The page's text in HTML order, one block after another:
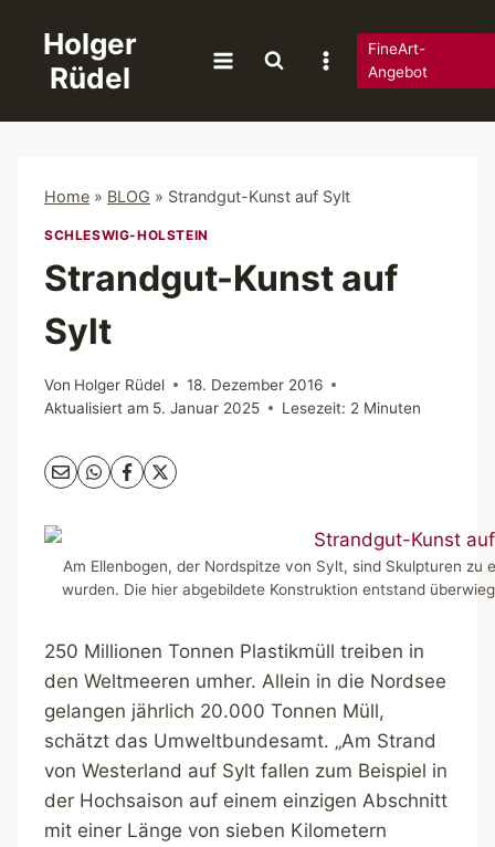
springen
Holger
Rüdel
FineArt-
Angebot
Home » BLOG » Strandgut-Kunst auf Sylt
SCHLESWIG-HOLSTEIN
Strandgut-Kunst auf
Sylt
Von Holger Rüdel
18. Dezember 2016
Aktualisiert am 5. Januar 2025 Lesezeit: 2 Minuten
Am Ellenbogen, der Nordspitze von Sylt, sind Skulpturen
wurden. Die hier abgebildete Konstruktion entstand
250 Millionen Tonnen Plastikmüll treiben in
den Weltmeeren umher. Allein in die Nordsee
gelangen jährlich 20.000 Tonnen Müll,
schätzt das Umweltbundesamt. „Am Strand
von Westerland auf Sylt fallen zum Beispiel in
der Hochsaison auf einem einzigen Abschnitt
mit einer Länge von sieben Kilometern